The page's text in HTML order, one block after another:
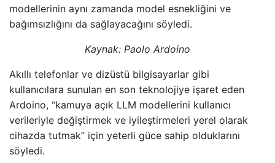
modellerinin aynı zamanda model esnekliğini ve
bağımsızlığını da sağlayacağını söyledi.
Kaynak: Paolo Ardoino
Akıllı telefonlar ve dizüstü bilgisayarlar gibi
kullanıcılara sunulan en son teknolojiye işaret eden
Ardoino, “kamuya açık LLM modellerini kullanıcı
verileriyle değiştirmek ve iyileştirmeleri yerel olarak
cihazda tutmak” için yeterli güce sahip olduklarını
söyledi.